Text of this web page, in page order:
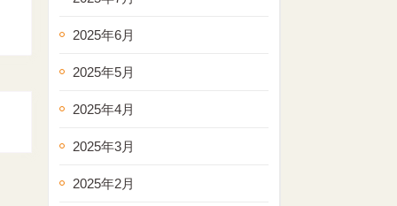
2025年6月
2025年5月
2025年4月
2025年3月
2025年2月